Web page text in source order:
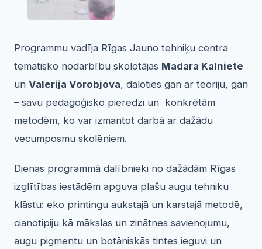
Programmu vadīja Rīgas Jauno tehniķu centra
tematisko nodarbību skolotājas Madara Kalniete
un Valerija Vorobjova, daloties gan ar teoriju, gan
– savu pedagoģisko pieredzi un konkrētām
metodēm, ko var izmantot darbā ar dažādu
vecumposmu skolēniem.
Dienas programmā dalībnieki no dažādām Rīgas
izglītības iestādēm apguva plašu augu tehniku
klāstu: eko printingu aukstajā un karstajā metodē,
cianotipiju kā mākslas un zinātnes savienojumu,
augu pigmentu un botāniskās tintes ieguvi un